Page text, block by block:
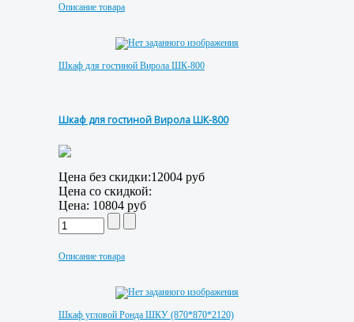
Описание товара
Шкаф для гостиной Вирола ШК-800
Шкаф для гостиной Вирола ШК-800
Цена без скидки:12004 руб
Цена со скидкой:
Цена: 10804 руб
Описание товара
Шкаф угловой Ронда ШКУ (870*870*2120)